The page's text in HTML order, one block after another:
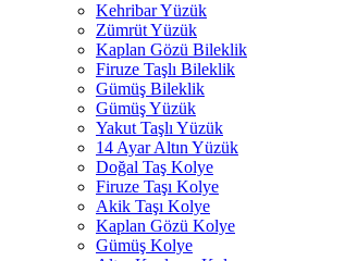
Kehribar Yüzük
Zümrüt Yüzük
Kaplan Gözü Bileklik
Firuze Taşlı Bileklik
Gümüş Bileklik
Gümüş Yüzük
Yakut Taşlı Yüzük
14 Ayar Altın Yüzük
Doğal Taş Kolye
Firuze Taşı Kolye
Akik Taşı Kolye
Kaplan Gözü Kolye
Gümüş Kolye